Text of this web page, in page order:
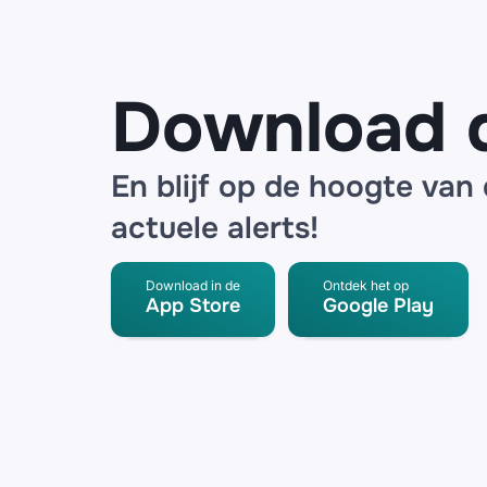
Download
En blijf op de hoogte van
actuele alerts!
Download in de
App Store
Ontdek het op
Google Play